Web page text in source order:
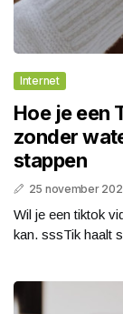
Internet
Hoe je een
zonder
stappen
25 november
Wil je een tiktok
kan. sssTik haalt